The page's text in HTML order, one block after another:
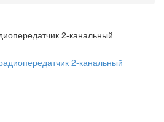
2-канальный